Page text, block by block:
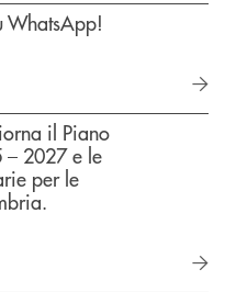
WhatsApp!
il Piano
2027 e le
per le